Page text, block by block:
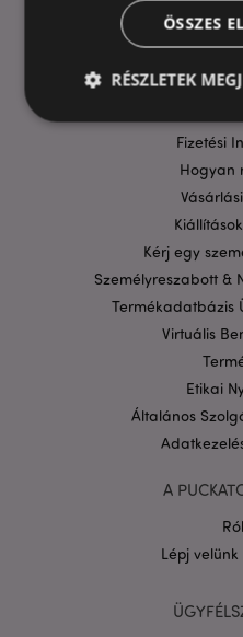
Fizetési
Hogyan
Kérj egy
Személyreszabott &
Termékadatbázis
Virtuális
Etikai
Általános
A
Lépj
ÖSSZES
RÉSZLETEK
Elengedhetetlenül
lehetővé teszik a
például a felhasználói
fiókkezelést. A weboldal
megfelelően a
CookieScriptConsent